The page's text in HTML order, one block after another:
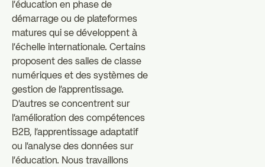
l'éducation en phase de
démarrage ou de plateformes
matures qui se développent à
l'échelle internationale. Certains
proposent des salles de classe
numériques et des systèmes de
gestion de l'apprentissage.
D'autres se concentrent sur
l'amélioration des compétences
B2B, l'apprentissage adaptatif
ou l'analyse des données sur
l'éducation. Nous travaillons